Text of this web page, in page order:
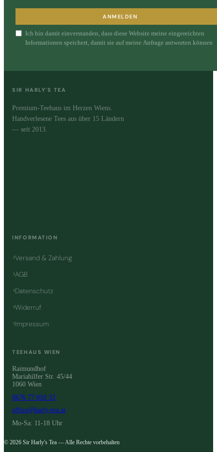
ANMELDEN
Ich bin damit einverstanden, dass diese Website meine eingereichten
Informationen speichert, damit sie auf meine Anfrage antworten können
SIR HARLY'S TEA
Premium-Teehaus im Herzen Wiens.
Handverlesene Tees aus über 15 Ländern
— seit 2013.
INFORMATION
Versand & Zahlung
AGB
Datenschutz
Widerruf
Impressum
TEEHAUS WIEN
Raimundhof
Mariahilfer Str. 45/44
1060 Wien
0676 77 010 33
office@harly-tea.at
Mo-Sa: 11-18 Uhr
© 2026 Sir Harly's Tea — Alle Rechte vorbehalten